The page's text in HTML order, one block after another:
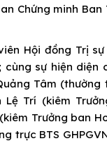
Chứng minh
Hội đồng Trị sự
sự hiện diện
Tâm
Trí (kiêm
Trưởng ban
trực BTS